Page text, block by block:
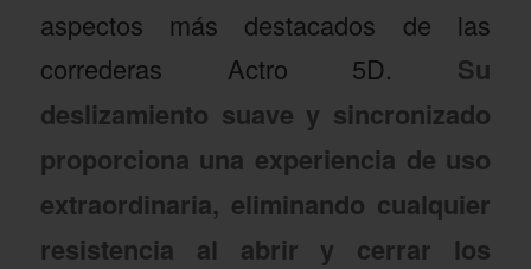
aspectos más destacados de las
correderas Actro 5D. Su
deslizamiento suave y sincronizado
proporciona una experiencia de uso
extraordinaria, eliminando cualquier
resistencia al abrir y cerrar los